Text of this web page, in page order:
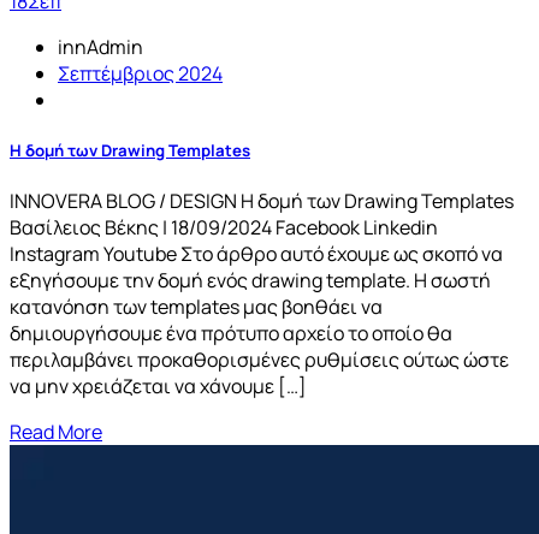
innAdmin
Σεπτέμβριος 2024
Η δομή των Drawing Templates
INNOVERA BLOG / DESIGN Η δομή των Drawing Templates
Βασίλειος Βέκης | 18/09/2024 Facebook Linkedin
Instagram Youtube Στο άρθρο αυτό έχουμε ως σκοπό να
εξηγήσουμε την δομή ενός drawing template. Η σωστή
κατανόηση των templates μας βοηθάει να
δημιουργήσουμε ένα πρότυπο αρχείο το οποίο θα
περιλαμβάνει προκαθορισμένες ρυθμίσεις ούτως ώστε
να μην χρειάζεται να χάνουμε […]
Read More